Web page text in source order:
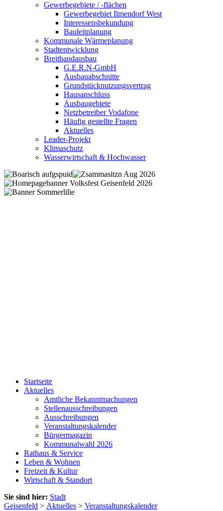
Gewerbegebiete / -flächen
Gewerbegebiet Ilmendorf West
Interessensbekundung
Bauleitplanung
Kommunale Wärmeplanung
Stadtentwicklung
Breitbandausbau
G.E.R.N-GmbH
Ausbauabschnitte
Grundstücknutzungsvertrag
Hausanschluss
Ausbaugebiete
Netzbetreiber Vodafone
Häufig gestellte Fragen
Aktuelles
Leader-Projekt
Klimaschutz
Wasserwirtschaft & Hochwasser
Startseite
Aktuelles
Amtliche Bekanntmachungen
Stellenausschreibungen
Ausschreibungen
Veranstaltungskalender
Bürgermagazin
Kommunalwahl 2026
Rathaus & Service
Leben & Wohnen
Freizeit & Kultur
Wirtschaft & Standort
Sie sind hier: Stadt
Geisenfeld > Aktuelles > Veranstaltungskalender